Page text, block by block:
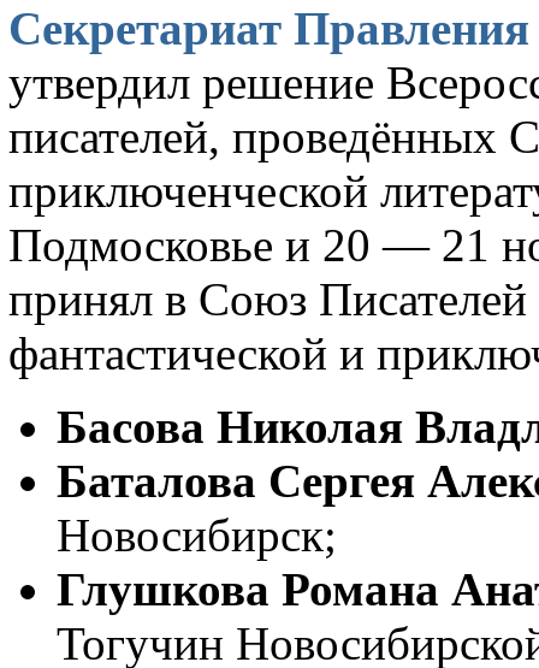
Секретариат
утвердил решение
писателей, проведённых
приключенческой
Подмосковье и 20 — 21
принял в Союз
фантастической и
Басова Николая
Баталова Сергея
Новосибирск;
Глушкова Романа
Тогучин